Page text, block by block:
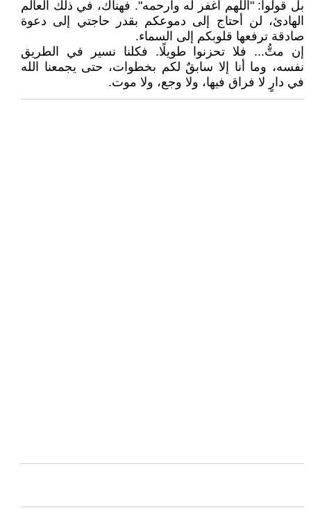
بل قولوا: "اللهم اغفر له وارحمه". فهناك، في ذلك العالم
الهادئ، لن أحتاج إلى دموعكم بقدر حاجتي إلى دعوة
صادقة ترفعها قلوبكم إلى السماء.
إن متُّ... فلا تحزنوا طويلًا. فكلنا نسير في الطريق
نفسه، وما أنا إلا سابقٌ لكم بخطوات، حتى يجمعنا الله
في دارٍ لا فراق فيها، ولا وجع، ولا موت.